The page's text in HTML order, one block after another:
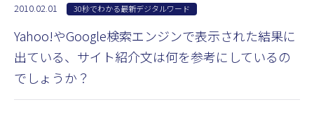
2010.02.01 30秒でわかる最新デジタルワード
Yahoo!やGoogle検索エンジンで表示された結果に
出ている、サイト紹介文は何を参考にしているの
でしょうか？